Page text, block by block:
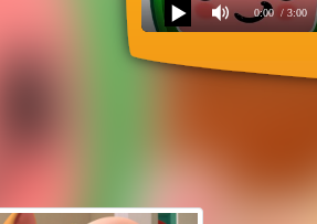
0:00 / 3:00